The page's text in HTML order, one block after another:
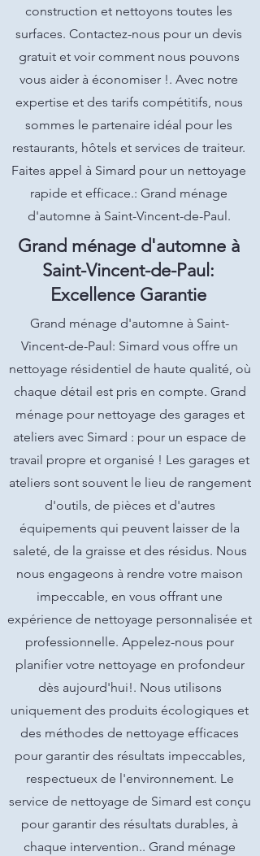
construction et nettoyons toutes les
surfaces. Contactez-nous pour un devis
gratuit et voir comment nous pouvons
vous aider à économiser !. Avec notre
expertise et des tarifs compétitifs, nous
sommes le partenaire idéal pour les
restaurants, hôtels et services de traiteur.
Faites appel à Simard pour un nettoyage
rapide et efficace.: Grand ménage
d'automne à Saint-Vincent-de-Paul.
Grand ménage d'automne à
Saint-Vincent-de-Paul:
Excellence Garantie
Grand ménage d'automne à Saint-
Vincent-de-Paul: Simard vous offre un
nettoyage résidentiel de haute qualité, où
chaque détail est pris en compte. Grand
ménage pour nettoyage des garages et
ateliers avec Simard : pour un espace de
travail propre et organisé ! Les garages et
ateliers sont souvent le lieu de rangement
d'outils, de pièces et d'autres
équipements qui peuvent laisser de la
saleté, de la graisse et des résidus. Nous
nous engageons à rendre votre maison
impeccable, en vous offrant une
expérience de nettoyage personnalisée et
professionnelle. Appelez-nous pour
planifier votre nettoyage en profondeur
dès aujourd'hui!. Nous utilisons
uniquement des produits écologiques et
des méthodes de nettoyage efficaces
pour garantir des résultats impeccables,
respectueux de l'environnement. Le
service de nettoyage de Simard est conçu
pour garantir des résultats durables, à
chaque intervention.. Grand ménage